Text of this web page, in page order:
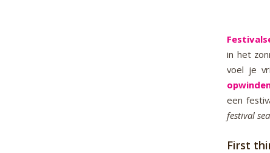
in het
voel je
een
festival
First